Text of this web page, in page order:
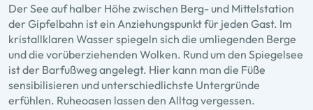
Der See auf halber Höhe zwischen Berg- und Mittelstation
der Gipfelbahn ist ein Anziehungspunkt für jeden Gast. Im
kristallklaren Wasser spiegeln sich die umliegenden Berge
und die vorüberziehenden Wolken. Rund um den Spiegelsee
ist der Barfußweg angelegt. Hier kann man die Füße
sensibilisieren und unterschiedlichste Untergründe
erfühlen. Ruheoasen lassen den Alltag vergessen.